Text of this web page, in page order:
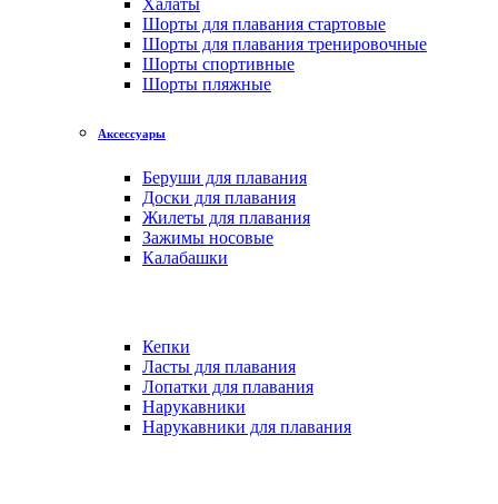
Шорты для плавания стартовые
Шорты для плавания тренировочные
Шорты спортивные
Шорты пляжные
Аксессуары
Беруши для плавания
Доски для плавания
Жилеты для плавания
Зажимы носовые
Калабашки
Кепки
Ласты для плавания
Лопатки для плавания
Нарукавники
Нарукавники для плавания